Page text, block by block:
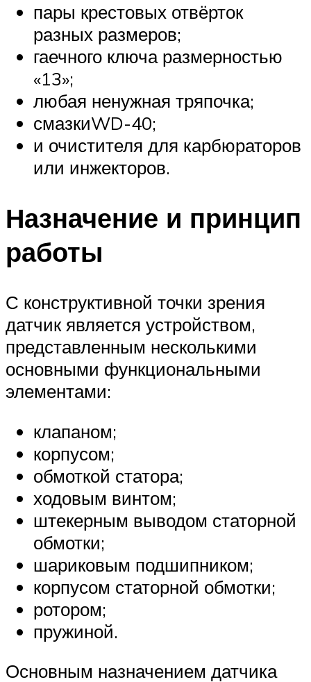
пары крестовых отвёрток
разных размеров;
гаечного ключа размерностью
«13»;
любая ненужная тряпочка;
смазкиWD-40;
и очистителя для карбюраторов
или инжекторов.
Назначение и принцип
работы
С конструктивной точки зрения
датчик является устройством,
представленным несколькими
основными функциональными
элементами:
клапаном;
корпусом;
обмоткой статора;
ходовым винтом;
штекерным выводом статорной
обмотки;
шариковым подшипником;
корпусом статорной обмотки;
ротором;
пружиной.
Основным назначением датчика